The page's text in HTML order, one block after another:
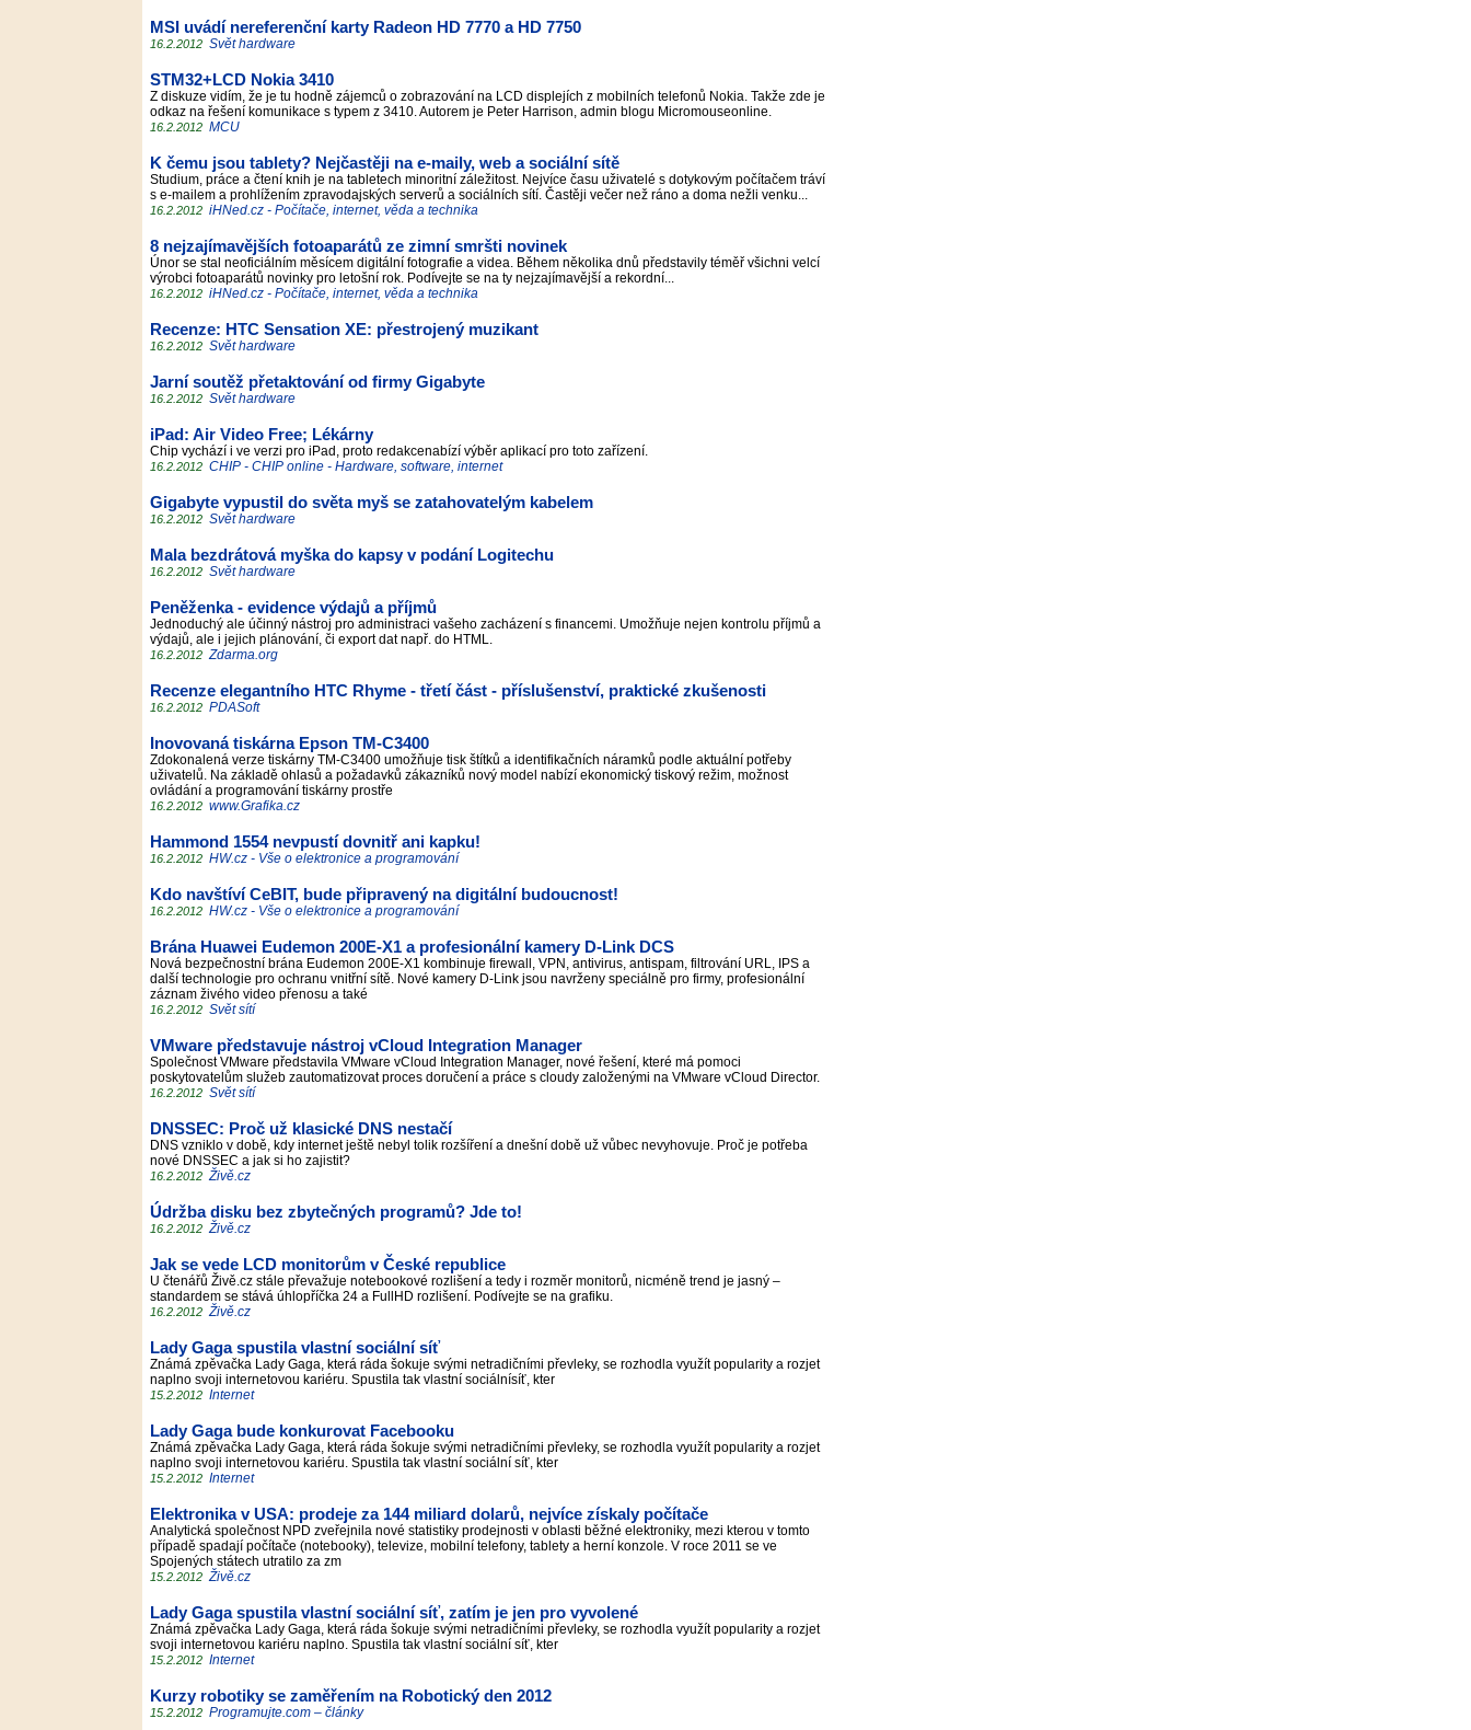
MSI uvádí nereferenční karty Radeon HD 7770 a HD 7750
16.2.2012 Svět hardware
STM32+LCD Nokia 3410
Z diskuze vidím, že je tu hodně zájemců o zobrazování na LCD displejích z mobilních telefonů Nokia. Takže zde je
odkaz na řešení komunikace s typem z 3410. Autorem je Peter Harrison, admin blogu Micromouseonline.
16.2.2012 MCU
K čemu jsou tablety? Nejčastěji na e-maily, web a sociální sítě
Studium, práce a čtení knih je na tabletech minoritní záležitost. Nejvíce času uživatelé s dotykovým počítačem tráví
s e-mailem a prohlížením zpravodajských serverů a sociálních sítí. Častěji večer než ráno a doma nežli venku...
16.2.2012 iHNed.cz - Počítače, internet, věda a technika
8 nejzajímavějších fotoaparátů ze zimní smršti novinek
Únor se stal neoficiálním měsícem digitální fotografie a videa. Během několika dnů představily téměř všichni velcí
výrobci fotoaparátů novinky pro letošní rok. Podívejte se na ty nejzajímavější a rekordní...
16.2.2012 iHNed.cz - Počítače, internet, věda a technika
Recenze: HTC Sensation XE: přestrojený muzikant
16.2.2012 Svět hardware
Jarní soutěž přetaktování od firmy Gigabyte
16.2.2012 Svět hardware
iPad: Air Video Free; Lékárny
Chip vychází i ve verzi pro iPad, proto redakcenabízí výběr aplikací pro toto zařízení.
16.2.2012 CHIP - CHIP online - Hardware, software, internet
Gigabyte vypustil do světa myš se zatahovatelým kabelem
16.2.2012 Svět hardware
Mala bezdrátová myška do kapsy v podání Logitechu
16.2.2012 Svět hardware
Peněženka - evidence výdajů a příjmů
Jednoduchý ale účinný nástroj pro administraci vašeho zacházení s financemi. Umožňuje nejen kontrolu příjmů a
výdajů, ale i jejich plánování, či export dat např. do HTML.
16.2.2012 Zdarma.org
Recenze elegantního HTC Rhyme - třetí část - příslušenství, praktické zkušenosti
16.2.2012 PDASoft
Inovovaná tiskárna Epson TM-C3400
Zdokonalená verze tiskárny TM-C3400 umožňuje tisk štítků a identifikačních náramků podle aktuální potřeby
uživatelů. Na základě ohlasů a požadavků zákazníků nový model nabízí ekonomický tiskový režim, možnost
ovládání a programování tiskárny prostře
16.2.2012 www.Grafika.cz
Hammond 1554 nevpustí dovnitř ani kapku!
16.2.2012 HW.cz - Vše o elektronice a programování
Kdo navštíví CeBIT, bude připravený na digitální budoucnost!
16.2.2012 HW.cz - Vše o elektronice a programování
Brána Huawei Eudemon 200E-X1 a profesionální kamery D-Link DCS
Nová bezpečnostní brána Eudemon 200E-X1 kombinuje firewall, VPN, antivirus, antispam, filtrování URL, IPS a
další technologie pro ochranu vnitřní sítě. Nové kamery D-Link jsou navrženy speciálně pro firmy, profesionální
záznam živého video přenosu a také
16.2.2012 Svět sítí
VMware představuje nástroj vCloud Integration Manager
Společnost VMware představila VMware vCloud Integration Manager, nové řešení, které má pomoci
poskytovatelům služeb zautomatizovat proces doručení a práce s cloudy založenými na VMware vCloud Director.
16.2.2012 Svět sítí
DNSSEC: Proč už klasické DNS nestačí
DNS vzniklo v době, kdy internet ještě nebyl tolik rozšíření a dnešní době už vůbec nevyhovuje. Proč je potřeba
nové DNSSEC a jak si ho zajistit?
16.2.2012 Živě.cz
Údržba disku bez zbytečných programů? Jde to!
16.2.2012 Živě.cz
Jak se vede LCD monitorům v České republice
U čtenářů Živě.cz stále převažuje notebookové rozlišení a tedy i rozměr monitorů, nicméně trend je jasný –
standardem se stává úhlopříčka 24 a FullHD rozlišení. Podívejte se na grafiku.
16.2.2012 Živě.cz
Lady Gaga spustila vlastní sociální síť
Známá zpěvačka Lady Gaga, která ráda šokuje svými netradičními převleky, se rozhodla využít popularity a rozjet
naplno svoji internetovou kariéru. Spustila tak vlastní sociálnísíť, kter
15.2.2012 Internet
Lady Gaga bude konkurovat Facebooku
Známá zpěvačka Lady Gaga, která ráda šokuje svými netradičními převleky, se rozhodla využít popularity a rozjet
naplno svoji internetovou kariéru. Spustila tak vlastní sociální síť, kter
15.2.2012 Internet
Elektronika v USA: prodeje za 144 miliard dolarů, nejvíce získaly počítače
Analytická společnost NPD zveřejnila nové statistiky prodejnosti v oblasti běžné elektroniky, mezi kterou v tomto
případě spadají počítače (notebooky), televize, mobilní telefony, tablety a herní konzole. V roce 2011 se ve
Spojených státech utratilo za zm
15.2.2012 Živě.cz
Lady Gaga spustila vlastní sociální síť, zatím je jen pro vyvolené
Známá zpěvačka Lady Gaga, která ráda šokuje svými netradičními převleky, se rozhodla využít popularity a rozjet
svoji internetovou kariéru naplno. Spustila tak vlastní sociální síť, kter
15.2.2012 Internet
Kurzy robotiky se zaměřením na Robotický den 2012
15.2.2012 Programujte.com – články